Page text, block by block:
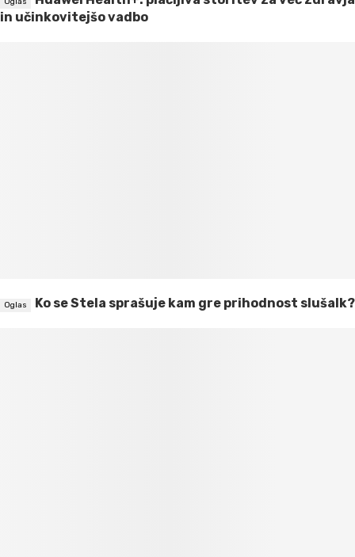
in učinkovitejšo vadbo
Ko se Stela sprašuje kam gre prihodnost slušalk?